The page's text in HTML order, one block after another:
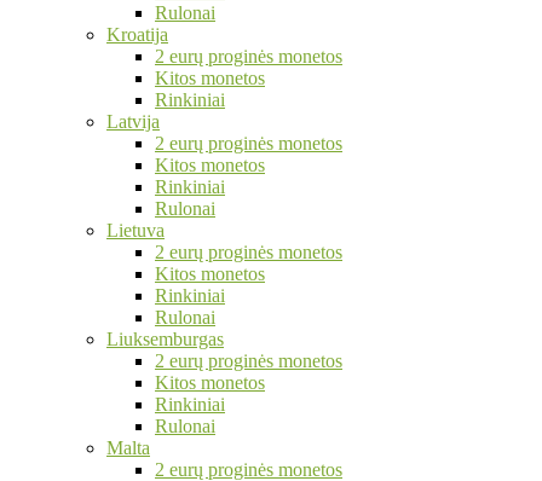
Rulonai
Kroatija
2 eurų proginės monetos
Kitos monetos
Rinkiniai
Latvija
2 eurų proginės monetos
Kitos monetos
Rinkiniai
Rulonai
Lietuva
2 eurų proginės monetos
Kitos monetos
Rinkiniai
Rulonai
Liuksemburgas
2 eurų proginės monetos
Kitos monetos
Rinkiniai
Rulonai
Malta
2 eurų proginės monetos